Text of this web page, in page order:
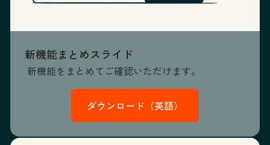
新機能まとめスライド
新機能をまとめてご確認いただけます。
ダウンロード（英語）